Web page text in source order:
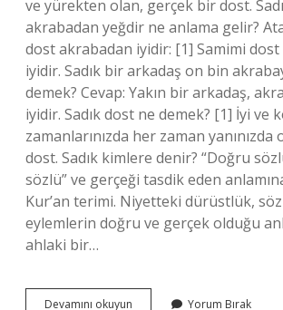
ve yürekten olan, gerçek bir dost.
akrabadan yeğdir ne anlama gelir?
dost akrabadan iyidir: [1] Samimi
iyidir. Sadık bir arkadaş on bin
demek? Cevap: Yakın bir arkadaş,
iyidir. Sadık dost ne demek? [1] İyi ve
zamanlarınızda her zaman yanınızda
dost. Sadık kimlere denir? “Doğru
sözlü” ve gerçeği tasdik eden
Kur’an terimi. Niyetteki dürüstlük,
eylemlerin doğru ve gerçek olduğu
ahlaki bir…
Devamını okuyun Yorum Bırak